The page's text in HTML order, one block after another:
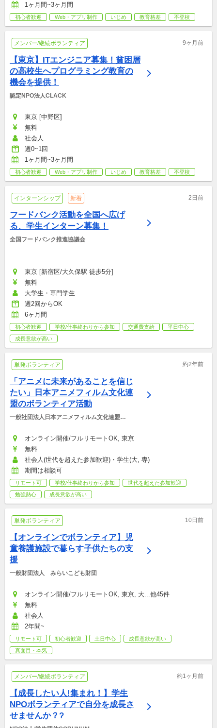
1ヶ月間~3ヶ月間
初心者歓迎 Web・アプリ制作 いじめ 教育格差 不登校
メンバー/継続ボランティア 9ヶ月前
【東京】ITエンジニア募集！貧困層
の高校生へプログラミング教育の
機会を提供！
認定NPO法人CLACK
東京 [中野区]
無料
社会人
週0~1回
1ヶ月間~3ヶ月間
初心者歓迎 Web・アプリ制作 いじめ 教育格差 不登校
インターンシップ 新着 2日前
フードバンク活動を全国へ広げ
る、学生インターン募集！
全国フードバンク推進協議会
東京 [新宿区/大久保駅 徒歩5分]
無料
大学生・専門学生
週2回からOK
6ヶ月間
初心者歓迎 学校/仕事終わりから参加 交通費支給
平日中心
成長意欲が高い
単発ボランティア 約2年前
「アニメに未来があることを信じ
たい」日本アニメフィルム文化連
盟のボランティア活動
一般社団法人日本アニメフィルム文化連盟
オンライン開催/フルリモートOK, 東京
無料
社会人(世代を超えた参加歓迎)・学生(大, 専)
期間は相談可
リモート可 学校/仕事終わりから参加
世代を超えた参加歓迎
勉強熱心
成長意欲が高い
単発ボランティア 10日前
【オンラインでボランティア】児
童養護施設で暮らす子供たちの支
援
一般財団法人　みらいこども財団
オンライン開催/フルリモートOK, 東京, 大...他45件
無料
社会人
2年間~
リモート可 初心者歓迎 土日中心
成長意欲が高い
真面目・本気
メンバー/継続ボランティア 約1ヶ月前
【成長したい人!集まれ！】学生
NPOボランティアで自分を成長さ
せませんか？?